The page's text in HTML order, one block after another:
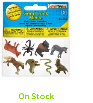
On Stock